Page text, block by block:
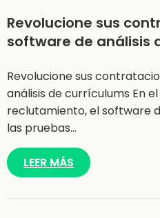
Revolucione sus
software de análisis
Revolucione sus
análisis de currículums En
reclutamiento, el software
las pruebas…
LEER MÁS